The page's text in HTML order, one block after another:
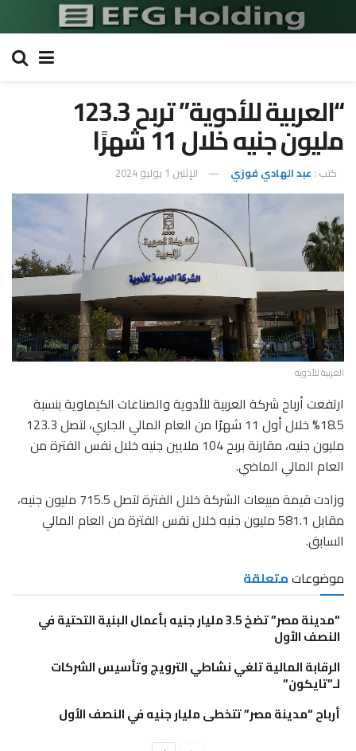
“العربية للأدوية” تربح 123.3
مليون جنيه خلال 11 شهرًا
كتب : عبد الهادي فوزي الإثنين 1 يوليو 2024
العربية للأدوية
ارتفعت أرباح شركة العربية للأدوية والصناعات الكيماوية بنسبة
18.5% خلال أول 11 شهرًا من العام المالي الجاري، لتصل 123.3
مليون جنيه، مقارنة بربح 104 ملايين جنيه خلال نفس الفترة من
العام المالي الماضي.
وزادت قيمة مبيعات الشركة خلال الفترة لتصل 715.5 مليون جنيه،
مقابل 581.1 مليون جنيه خلال نفس الفترة من العام المالي
السابق.
موضوعاتمتعلقة
“مدينة مصر” تضخ 3.5 مليار جنيه بأعمال البنية التحتية في
النصف الأول
الرقابة المالية تلغي نشاطي الترويج وتأسيس الشركات
لـ”تايكون”
أرباح “مدينة مصر” تتخطى مليار جنيه في النصف الأول